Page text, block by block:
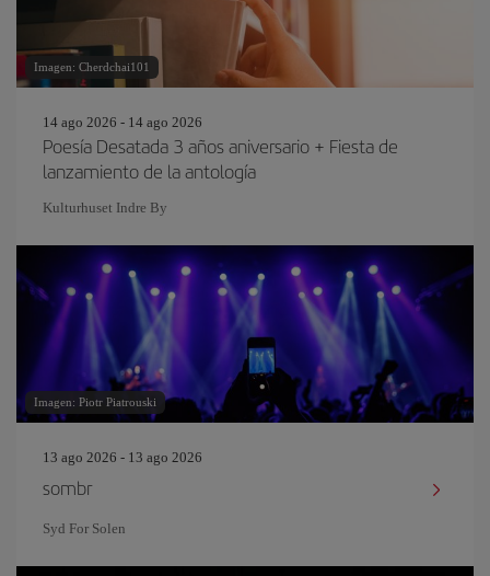
Imagen: Cherdchai101
14 ago 2026 - 14 ago 2026
Poesía Desatada 3 años aniversario + Fiesta de
lanzamiento de la antología
Kulturhuset Indre By
Imagen: Piotr Piatrouski
13 ago 2026 - 13 ago 2026
sombr
Syd For Solen